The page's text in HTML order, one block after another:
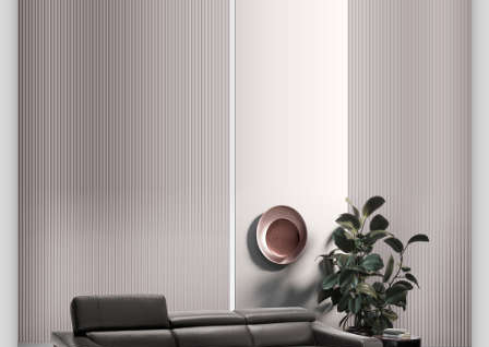
Mobilier d'Extérieur